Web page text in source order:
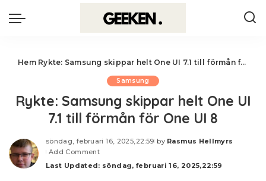
Hem Rykte: Samsung skippar helt One UI 7.1 till förmån för One UI 8
Samsung
Rykte: Samsung skippar helt One UI
7.1 till förmån för One UI 8
söndag, februari 16, 2025,22:59
Posted
by Rasmus Hellmyrs
Add Comment
Last Updated: söndag, februari 16, 2025,22:59